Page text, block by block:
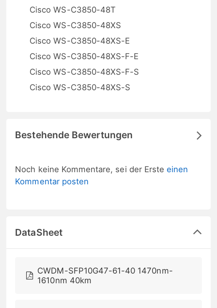
Cisco WS-C3850-48T
Cisco WS-C3850-48XS
Cisco WS-C3850-48XS-E
Cisco WS-C3850-48XS-F-E
Cisco WS-C3850-48XS-F-S
Cisco WS-C3850-48XS-S
Bestehende Bewertungen
Noch keine Kommentare, sei der Ersteeinen
Kommentar posten
DataSheet
CWDM-SFP10G47-61-40 1470nm-
1610nm 40km